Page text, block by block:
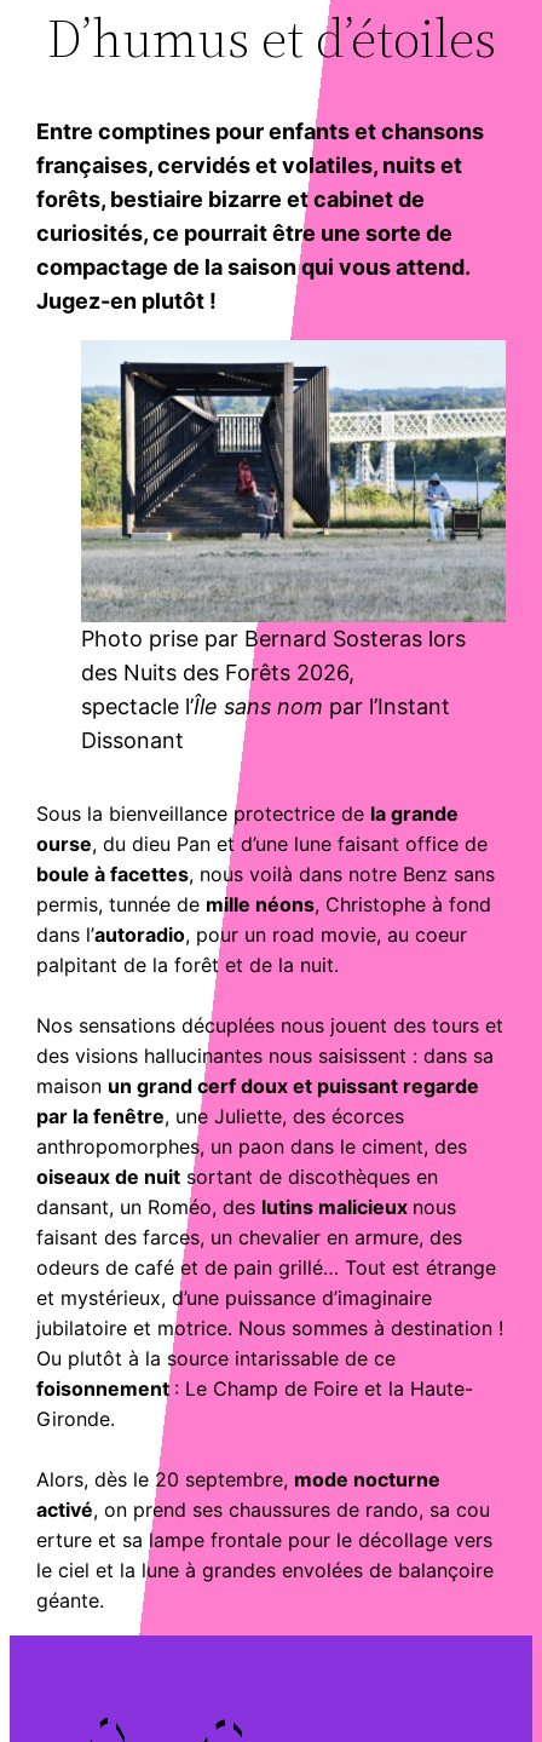
D’humus et d’étoiles
Entre comptines pour enfants et chansons
françaises, cervidés et volatiles, nuits et
forêts, bestiaire bizarre et cabinet de
curiosités, ce pourrait être une sorte de
compactage de la saison qui vous attend.
Jugez-en plutôt !
Photo prise par Bernard Sosteras lors
des Nuits des Forêts 2026,
spectacle l’Île sans nom par l’Instant
Dissonant
Sous la bienveillance protectrice de la grande
ourse, du dieu Pan et d’une lune faisant office de
boule à facettes, nous voilà dans notre Benz sans
permis, tunnée de mille néons, Christophe à fond
dans l’autoradio, pour un road movie, au coeur
palpitant de la forêt et de la nuit.
Nos sensations décuplées nous jouent des tours et
des visions hallucinantes nous saisissent : dans sa
maison un grand cerf doux et puissant regarde
par la fenêtre, une Juliette, des écorces
anthropomorphes, un paon dans le ciment, des
oiseaux de nuit sortant de discothèques en
dansant, un Roméo, des lutins malicieux nous
faisant des farces, un chevalier en armure, des
odeurs de café et de pain grillé… Tout est étrange
et mystérieux, d’une puissance d’imaginaire
jubilatoire et motrice. Nous sommes à destination !
Ou plutôt à la source intarissable de ce
foisonnement : Le Champ de Foire et la Haute-
Gironde.
Alors, dès le 20 septembre, mode nocturne
activé, on prend ses chaussures de rando, sa cou
erture et sa lampe frontale pour le décollage vers
le ciel et la lune à grandes envolées de balançoire
géante.